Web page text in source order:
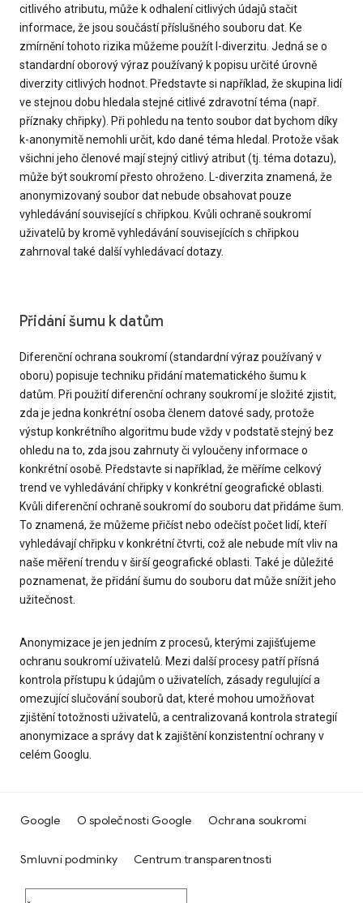
citlivého atributu, může k odhalení citlivých údajů stačit
informace, že jsou součástí příslušného souboru dat. Ke
zmírnění tohoto rizika můžeme použít l-diverzitu. Jedná se o
standardní oborový výraz používaný k popisu určité úrovně
diverzity citlivých hodnot. Představte si například, že skupina lidí
ve stejnou dobu hledala stejné citlivé zdravotní téma (např.
příznaky chřipky). Při pohledu na tento soubor dat bychom díky
k-anonymitě nemohli určit, kdo dané téma hledal. Protože však
všichni jeho členové mají stejný citlivý atribut (tj. téma dotazu),
může být soukromí přesto ohroženo. L-diverzita znamená, že
anonymizovaný soubor dat nebude obsahovat pouze
vyhledávání související s chřipkou. Kvůli ochraně soukromí
uživatelů by kromě vyhledávání souvisejících s chřipkou
zahrnoval také další vyhledávací dotazy.
Přidání šumu k datům
Diferenční ochrana soukromí (standardní výraz používaný v
oboru) popisuje techniku přidání matematického šumu k
datům. Při použití diferenční ochrany soukromí je složité zjistit,
zda je jedna konkrétní osoba členem datové sady, protože
výstup konkrétního algoritmu bude vždy v podstatě stejný bez
ohledu na to, zda jsou zahrnuty či vyloučeny informace o
konkrétní osobě. Představte si například, že měříme celkový
trend ve vyhledávání chřipky v konkrétní geografické oblasti.
Kvůli diferenční ochraně soukromí do souboru dat přidáme šum.
To znamená, že můžeme přičíst nebo odečíst počet lidí, kteří
vyhledávají chřipku v konkrétní čtvrti, což ale nebude mít vliv na
naše měření trendu v širší geografické oblasti. Také je důležité
poznamenat, že přidání šumu do souboru dat může snížit jeho
užitečnost.
Anonymizace je jen jedním z procesů, kterými zajišťujeme
ochranu soukromí uživatelů. Mezi další procesy patří přísná
kontrola přístupu k údajům o uživatelích, zásady regulující a
omezující slučování souborů dat, které mohou umožňovat
zjištění totožnosti uživatelů, a centralizovaná kontrola strategií
anonymizace a správy dat k zajištění konzistentní ochrany v
celém Googlu.
Google O společnosti Google Ochrana soukromí
Smluvní podmínky Centrum transparentnosti